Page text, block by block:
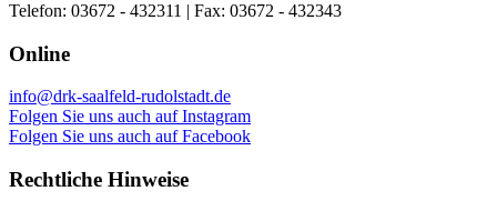
Telefon: 03672 - 432311 | Fax: 03672 - 432343
Online
info@drk-saalfeld-rudolstadt.de
Folgen Sie uns auch auf Instagram
Folgen Sie uns auch auf Facebook
Rechtliche Hinweise